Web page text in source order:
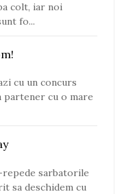
colt, iar noi
fo...
cu un concurs
partener cu o mare
sarbatorile
sa deschidem cu